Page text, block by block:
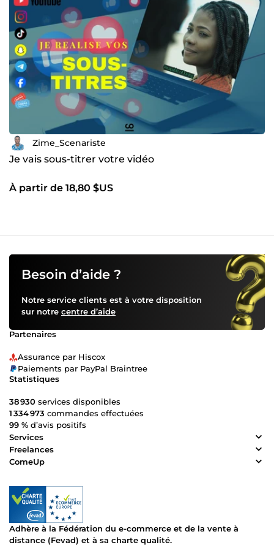
Zime_Scenariste
Je vais sous-titrer votre vidéo
À partir de 18,80 $US
Besoin d’aide ?
Notre service clients est à votre disposition
sur notre centre d’aide
Partenaires
Assurance par Hiscox
Paiements par PayPal Braintree
Statistiques
38 930 services disponibles
1 334 973 commandes effectuées
99 % d’avis positifs
Services
Freelances
ComeUp
Adhère à la Fédération du e-commerce et de la vente à
distance (Fevad) et à sa charte qualité.